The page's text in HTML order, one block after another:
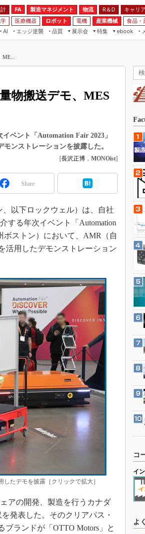
FA 製造マネジメント 物流 R＆D
キャリア
医療機器 ロボット 電機 産業機械 食品・
AI
エッジ逆襲 品質
展示会
ネット展
特集
ながるクルマ
／AR
フィールドサービス
み込み画像技術
み込みモデリング
車載ソフト開発
償設計ツール
プリンタ
ジタルツインとCAE
ノベーション
製造業ビッグデータ
イドインジャパン
知財マネジメント
海外生産
ローバル設計・開発
御セキュリティ
新型コロナへの対応
ebook
FA
モビリティ
物搬送デモ、MES
ベント「Automation Fair 2023」
ンストレーションを披露した。
[長沢正博 ， MONOist]
Share
以下ロックウェル）は、自社
する年次イベント「Automation
ボストン）において、AMR（自
活用したデモンストレーション
たデモを披露［クリックで拡大］
アの開発、製造を行うカナダ
発表した。そのクリアパス・
ランドが「OTTO Motors」と
コ
イ
よ